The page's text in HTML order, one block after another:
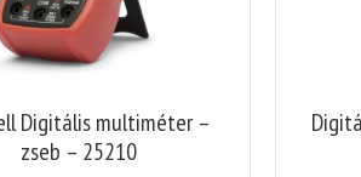
Digitális multiméter –
zseb – 25210